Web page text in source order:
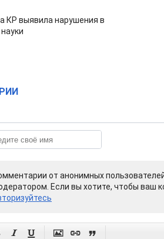
КР выявила нарушения в
от анонимных
Если вы хотите, чтобы ваш
    